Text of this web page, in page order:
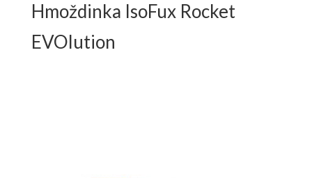
Hmoždinka IsoFux Rocket
EVOlution